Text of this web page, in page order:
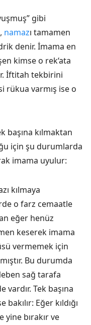
gibi
namazı tamamen
denir. İmama en
kimse o rek‘ata
İftitah tekbirini
rükua varmış ise o
başına kılmaktan
için şu durumlarda
imama uyulur:
kılmaya
o farz cemaatle
eğer henüz
keserek imama
vermemek için
Bu durumda
sağ tarafa
Tek başına
bakılır: Eğer kıldığı
yine bırakır ve